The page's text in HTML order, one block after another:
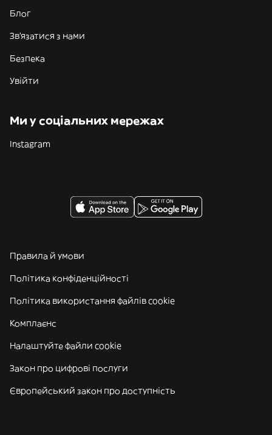
Блог
Зв'язатися з нами
Безпека
Увійти
Ми у соціальних мережах
Instagram
Правила й умови
Політика конфіденційності
Політика використання файлів cookie
Комплаєнс
Налаштуйте файли cookie
Закон про цифрові послуги
Європейський закон про доступність